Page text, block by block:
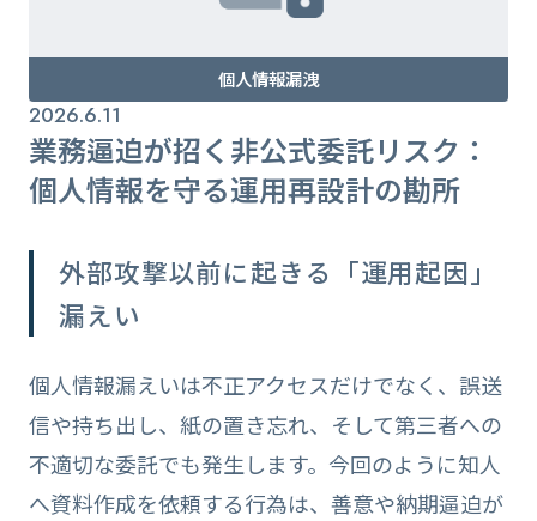
個人情報漏洩
2026.6.11
業務逼迫が招く非公式委託リスク：
個人情報を守る運用再設計の勘所
外部攻撃以前に起きる「運用起因」
漏えい
個人情報漏えいは不正アクセスだけでなく、誤送
信や持ち出し、紙の置き忘れ、そして第三者への
不適切な委託でも発生します。今回のように知人
へ資料作成を依頼する行為は、善意や納期逼迫が